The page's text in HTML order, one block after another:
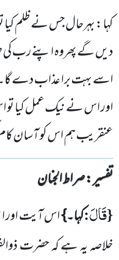
کہا : بہرحال جس نے ظلم
دیں گے پھروہ اپنے رب کی
اسے بہت برا عذاب دے گا۔
اور اس نے نیک عمل کیا تو
عنقریب ہم اس کو آسان
تفسیر : ‎صراط الجنان
{قَالَ:کہا۔}اس آیت اور
خلاصہ یہ ہے کہ حضرت